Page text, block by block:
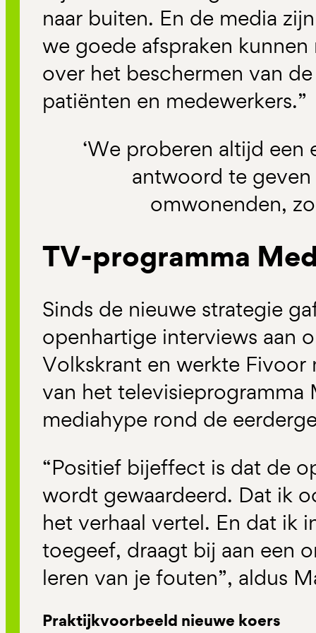
naar buiten. En de media
we goede afspraken
over het beschermen van
patiënten en medewerkers.”
‘We proberen altijd
antwoord te
omwonenden,
TV-programma
Sinds de nieuwe strategie
openhartige interviews aan
Volkskrant en werkte Fivoor
van het televisieprogramma
mediahype rond de
“Positief bijeffect is dat de
wordt gewaardeerd. Dat ik
het verhaal vertel. En dat ik
toegeef, draagt bij aan een
leren van je fouten”, aldus
Praktijkvoorbeeld nieuwe koers